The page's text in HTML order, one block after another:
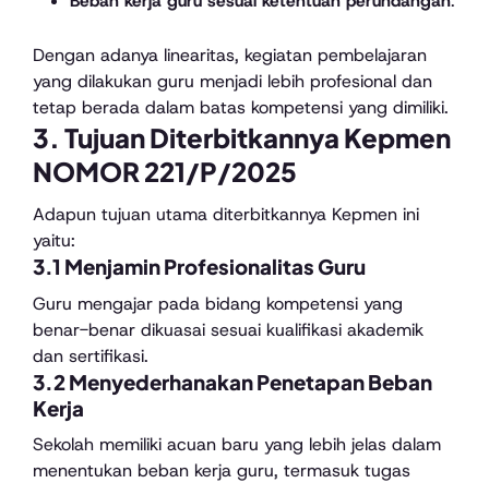
Dengan adanya linearitas, kegiatan pembelajaran
yang dilakukan guru menjadi lebih profesional dan
tetap berada dalam batas kompetensi yang dimiliki.
3. Tujuan Diterbitkannya Kepmen
NOMOR 221/P/2025
Adapun tujuan utama diterbitkannya Kepmen ini
yaitu:
3.1 Menjamin Profesionalitas Guru
Guru mengajar pada bidang kompetensi yang
benar-benar dikuasai sesuai kualifikasi akademik
dan sertifikasi.
3.2 Menyederhanakan Penetapan Beban
Kerja
Sekolah memiliki acuan baru yang lebih jelas dalam
menentukan beban kerja guru, termasuk tugas